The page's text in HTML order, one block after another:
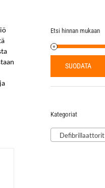
Etsi hinnan mukaan
Minimihinta
Maksimihinta
SUODATA
Kategoriat
Defibrillaattorit